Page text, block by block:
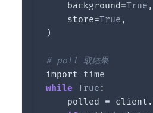
background=True ,
store=True ,
)
# poll 取結果
import
time
while True :
polled
= client .